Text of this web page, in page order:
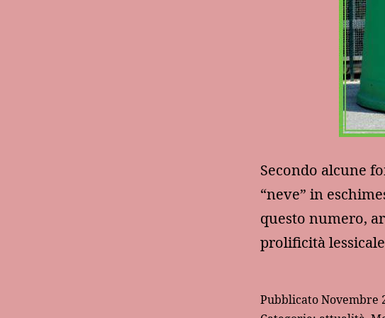
Secondo alcune
“neve” in
questo numero,
prolificità
PubblicatoNovembre